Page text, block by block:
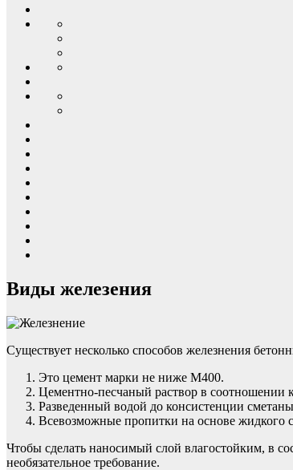
Виды железения
Существует несколько способов железнения
Это цемент марки не ниже М400.
Цементно-песчаный раствор в соотношении
Разведенный водой до консистенции
Всевозможные пропитки на основе жидкого
Чтобы сделать наносимый слой влагостойким, в
необязательное требование.